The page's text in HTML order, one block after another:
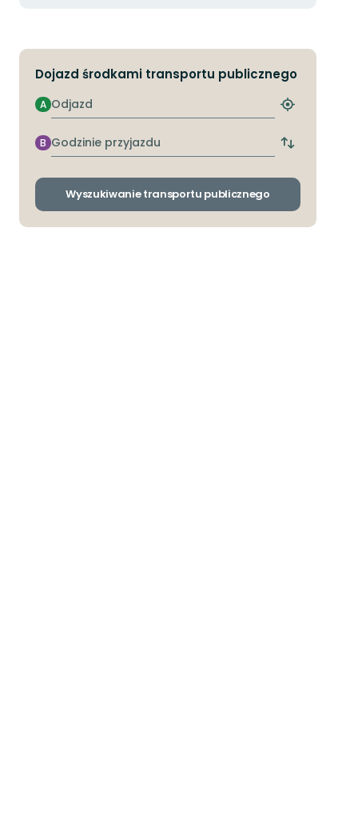
Dojazd środkami transportu publicznego
Odjazd
A
Znajdź
przystanek
Godzinie
przyjazdu
B
Zmiana
odjazdu
przyjazdu
Wyszukiwanie transportu publicznego